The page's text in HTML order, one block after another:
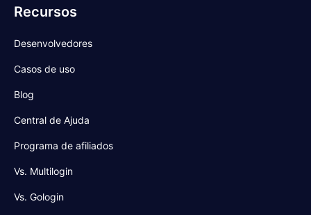
Recursos
Desenvolvedores
Casos de uso
Blog
Central de Ajuda
Programa de afiliados
Vs. Multilogin
Vs. Gologin